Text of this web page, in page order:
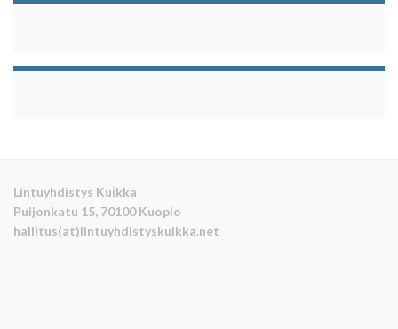
Lintuyhdistys Kuikka
Puijonkatu 15, 70100 Kuopio
hallitus(at)lintuyhdistyskuikka.net